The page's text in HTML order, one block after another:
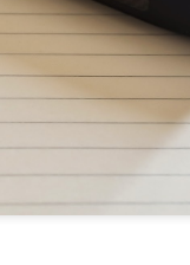
du légendaire BIC
réussie et le poids